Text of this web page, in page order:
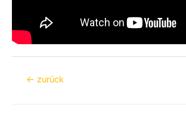
Beitragsnavigation
← zurück